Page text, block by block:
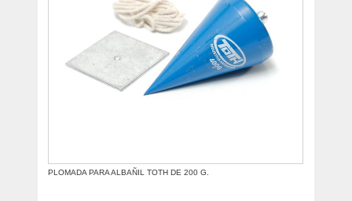
PLOMADA PARA ALBAÑIL TOTH DE 200 G.